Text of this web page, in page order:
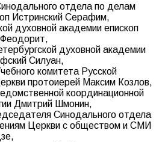
отдела по делам
Истринский Серафим,
духовной академии епископ
Феодорит,
духовной академии
Силуан,
комитета Русской
протоиерей Максим Козлов,
координационной
Дмитрий Шмонин,
Синодального отдела
Церкви с обществом и СМИ